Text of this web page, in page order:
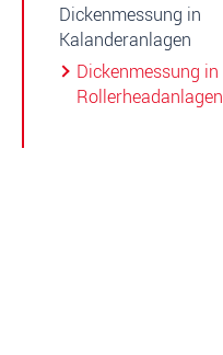
Dickenmessung in
Kalanderanlagen
Dickenmessung in
Rollerheadanlagen